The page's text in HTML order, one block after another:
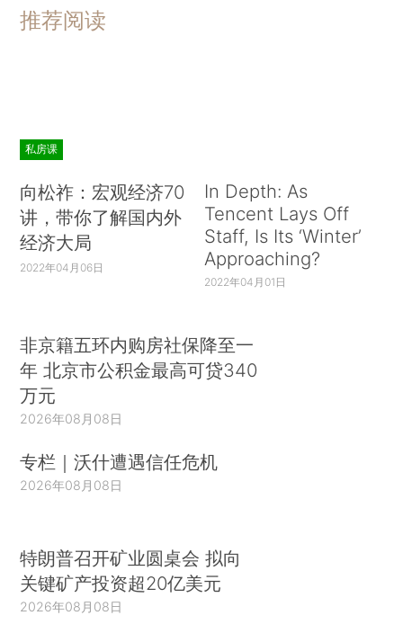
推荐阅读
私房课
向松祚：宏观经济70
讲，带你了解国内外
经济大局
2022年04月06日
In Depth: As
Tencent Lays Off
Staff, Is Its ‘Winter’
Approaching?
2022年04月01日
非京籍五环内购房社保降至一
年 北京市公积金最高可贷340
万元
2026年08月08日
专栏｜沃什遭遇信任危机
2026年08月08日
特朗普召开矿业圆桌会 拟向
关键矿产投资超20亿美元
2026年08月08日